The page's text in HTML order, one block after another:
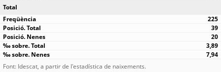
Total
225
39
20
3,89
7,94
Font: Idescat, a partir de l'estadística de naixements.